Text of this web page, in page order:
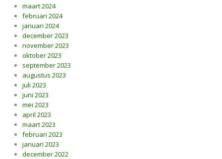
maart 2024
februari 2024
januari 2024
december 2023
november 2023
oktober 2023
september 2023
augustus 2023
juli 2023
juni 2023
mei 2023
april 2023
maart 2023
februari 2023
januari 2023
december 2022